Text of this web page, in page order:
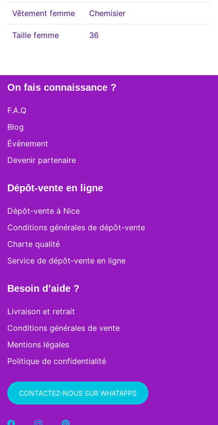
Vêtement femme Chemisier
Taille femme 36
On fais connaissance ?
F.A.Q
Blog
Événement
Devenir partenaire
Dépôt-vente en ligne
Dépôt-vente à Nice
Conditions générales de dépôt-vente
Charte qualité
Service de dépôt-vente en ligne
Besoin d’aide ?
Livraison et retrait
Conditions générales de vente
Mentions légales
Politique de confidentialité
CONTACTEZ-NOUS SUR WHATAPPS